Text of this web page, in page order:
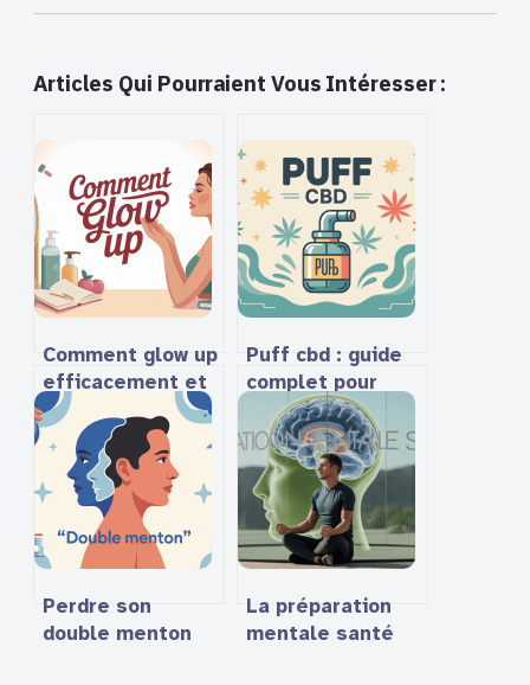
Articles Qui Pourraient Vous Intéresser :
Comment glow up
efficacement et
adopter une
transformation
durable
Puff cbd : guide
complet pour
bien choisir et
vapoter
sereinement
Perdre son
double menton
La préparation
mentale santé